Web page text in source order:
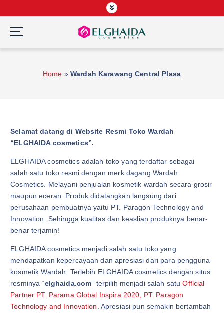
k
t
Home » Wardah Karawang Central Plasa
Selamat datang di Website Resmi Toko Wardah
“ELGHAIDA cosmetics”.
ELGHAIDA cosmetics adalah toko yang terdaftar sebagai
salah satu toko resmi dengan merk dagang Wardah
Cosmetics. Melayani penjualan kosmetik wardah secara grosir
maupun eceran. Produk didatangkan langsung dari
perusahaan pembuatnya yaitu PT. Paragon Technology and
Innovation. Sehingga kualitas dan keaslian produknya benar-
benar terjamin!
ELGHAIDA cosmetics menjadi salah satu toko yang
mendapatkan kepercayaan dan apresiasi dari para pengguna
kosmetik Wardah. Terlebih ELGHAIDA cosmetics dengan situs
resminya “elghaida.com” terpilih menjadi salah satuOfficial
Partner PT. Parama Global Inspira 2020, PT. Paragon
Technology and Innovation . Apresiasi pun semakin bertambah